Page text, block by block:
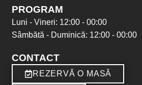
PROGRAM
Luni - Vineri: 12:00 - 00:00
Sâmbătă - Duminică: 12:00 - 00:00
CONTACT
REZERVĂ O MASĂ